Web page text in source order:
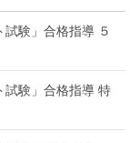
試験」合格指導 ５
試験」合格指導 特